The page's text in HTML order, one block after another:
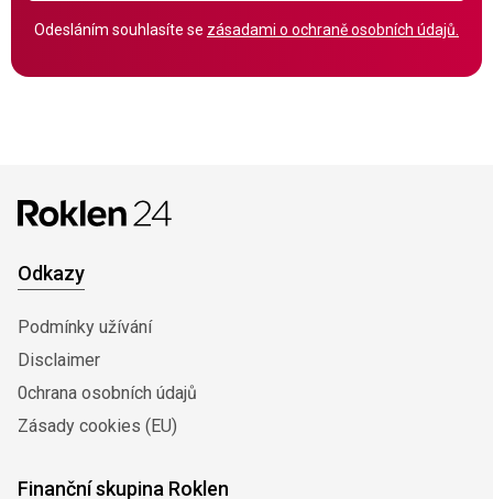
Odesláním souhlasíte se zásadami o ochraně osobních údajů.
Odkazy
Podmínky užívání
Disclaimer
0chrana osobních údajů
Zásady cookies (EU)
Finanční skupina Roklen